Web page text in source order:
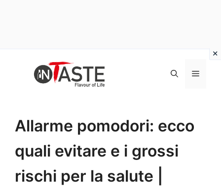
Menu
Allarme pomodori: ecco
quali evitare e i grossi
rischi per la salute |